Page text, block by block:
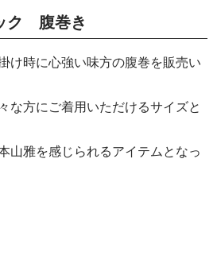
ク 腹巻き
け時に心強い味方の腹巻を販売い
な方にご着用いただけるサイズと
山雅を感じられるアイテムとなっ